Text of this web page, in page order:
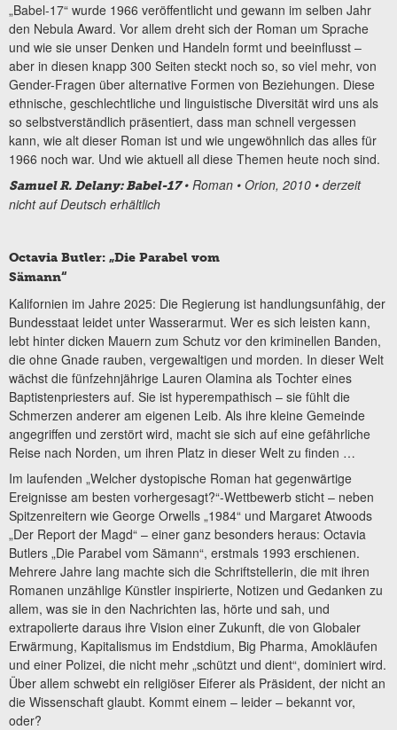
„Babel-17“ wurde 1966 veröffentlicht und gewann im selben Jahr
den Nebula Award. Vor allem dreht sich der Roman um Sprache
und wie sie unser Denken und Handeln formt und beeinflusst –
aber in diesen knapp 300 Seiten steckt noch so, so viel mehr, von
Gender-Fragen über alternative Formen von Beziehungen. Diese
ethnische, geschlechtliche und linguistische Diversität wird uns als
so selbstverständlich präsentiert, dass man schnell vergessen
kann, wie alt dieser Roman ist und wie ungewöhnlich das alles für
1966 noch war. Und wie aktuell all diese Themen heute noch sind.
Samuel R. Delany: Babel-17 • Roman • Orion, 2010 • derzeit
nicht auf Deutsch erhältlich
Octavia Butler: „Die Parabel vom
Sämann“
Kalifornien im Jahre 2025: Die Regierung ist handlungsunfähig, der
Bundesstaat leidet unter Wasserarmut. Wer es sich leisten kann,
lebt hinter dicken Mauern zum Schutz vor den kriminellen Banden,
die ohne Gnade rauben, vergewaltigen und morden. In dieser Welt
wächst die fünfzehnjährige Lauren Olamina als Tochter eines
Baptistenpriesters auf. Sie ist hyperempathisch – sie fühlt die
Schmerzen anderer am eigenen Leib. Als ihre kleine Gemeinde
angegriffen und zerstört wird, macht sie sich auf eine gefährliche
Reise nach Norden, um ihren Platz in dieser Welt zu finden …
Im laufenden „Welcher dystopische Roman hat gegenwärtige
Ereignisse am besten vorhergesagt?“-Wettbewerb sticht – neben
Spitzenreitern wie George Orwells „1984“ und Margaret Atwoods
„Der Report der Magd“ – einer ganz besonders heraus: Octavia
Butlers „Die Parabel vom Sämann“, erstmals 1993 erschienen.
Mehrere Jahre lang machte sich die Schriftstellerin, die mit ihren
Romanen unzählige Künstler inspirierte, Notizen und Gedanken zu
allem, was sie in den Nachrichten las, hörte und sah, und
extrapolierte daraus ihre Vision einer Zukunft, die von Globaler
Erwärmung, Kapitalismus im Endstdium, Big Pharma, Amokläufen
und einer Polizei, die nicht mehr „schützt und dient“, dominiert wird.
Über allem schwebt ein religiöser Eiferer als Präsident, der nicht an
die Wissenschaft glaubt. Kommt einem – leider – bekannt vor,
oder?